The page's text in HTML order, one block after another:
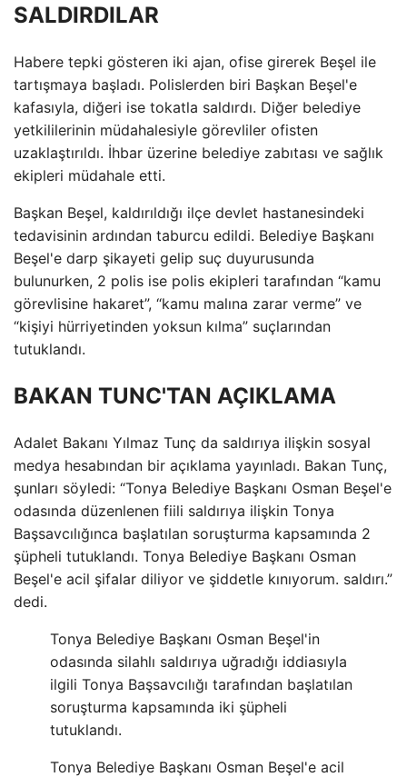
SALDIRDILAR
Habere tepki gösteren iki ajan, ofise girerek Beşel ile
tartışmaya başladı. Polislerden biri Başkan Beşel'e
kafasıyla, diğeri ise tokatla saldırdı. Diğer belediye
yetkililerinin müdahalesiyle görevliler ofisten
uzaklaştırıldı. İhbar üzerine belediye zabıtası ve sağlık
ekipleri müdahale etti.
Başkan Beşel, kaldırıldığı ilçe devlet hastanesindeki
tedavisinin ardından taburcu edildi. Belediye Başkanı
Beşel'e darp şikayeti gelip suç duyurusunda
bulunurken, 2 polis ise polis ekipleri tarafından “kamu
görevlisine hakaret”, “kamu malına zarar verme” ve
“kişiyi hürriyetinden yoksun kılma” suçlarından
tutuklandı.
BAKAN TUNC'TAN AÇIKLAMA
Adalet Bakanı Yılmaz Tunç da saldırıya ilişkin sosyal
medya hesabından bir açıklama yayınladı. Bakan Tunç,
şunları söyledi: “Tonya Belediye Başkanı Osman Beşel'e
odasında düzenlenen fiili saldırıya ilişkin Tonya
Başsavcılığınca başlatılan soruşturma kapsamında 2
şüpheli tutuklandı. Tonya Belediye Başkanı Osman
Beşel'e acil şifalar diliyor ve şiddetle kınıyorum. saldırı.”
dedi.
Tonya Belediye Başkanı Osman Beşel'in
odasında silahlı saldırıya uğradığı iddiasıyla
ilgili Tonya Başsavcılığı tarafından başlatılan
soruşturma kapsamında iki şüpheli
tutuklandı.
Tonya Belediye Başkanı Osman Beşel'e acil